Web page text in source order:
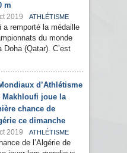
m
2019 ATHLÉTISME
a remporté la médaille
du monde
Doha (Qatar). C’est
d’Athlétisme
Makhloufi joue la
chance de
ce dimanche
2019 ATHLÉTISME
de l’Algérie de